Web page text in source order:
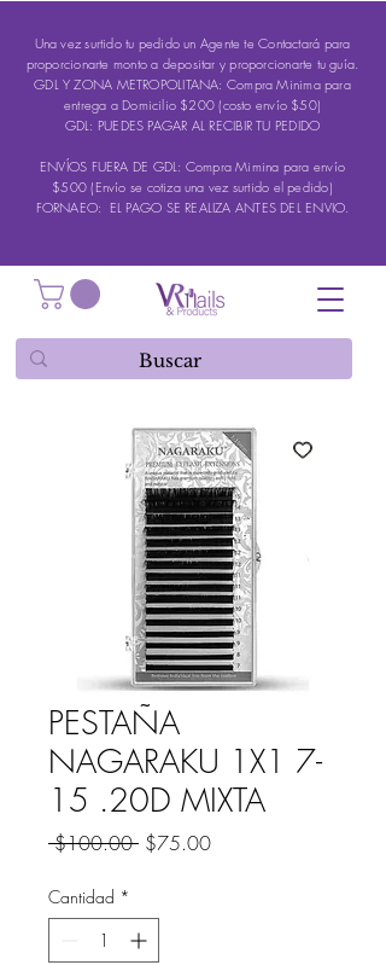
Una vez surtido tu pedido un Agente te Contactará para
proporcionarte monto a depositar y proporcionarte tu guía.
GDL Y ZONA METROPOLITANA: Compra Minima para
entrega a Domicilio $200 (costo envío $50)
GDL: PUEDES PAGAR AL RECIBIR TU PEDIDO
ENVÍOS FUERA DE GDL: Compra Mimina para envío
$500 (Envío se cotiza una vez surtido el pedido)
FORNAEO: EL PAGO SE REALIZA ANTES DEL ENVIO.
PESTAÑA
NAGARAKU 1X1 7-
15 .20D MIXTA
$100.00 Precio
$75.00Precio
Cantidad *